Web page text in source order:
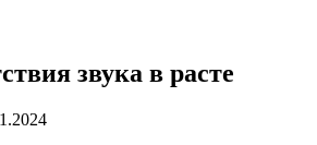
звука в расте